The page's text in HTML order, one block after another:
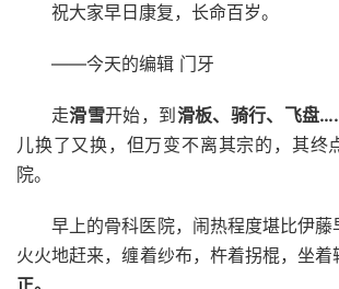
祝大家早日康复，长命百岁。
——今天的编辑 门牙
走滑雪开始，到 滑板、骑行、飞盘
儿换了又换，但万变不离其宗的，其
院。
早上的骨科医院，闹热程度堪比伊
火火地赶来，缠着纱布，杵着拐棍，坐着
正。